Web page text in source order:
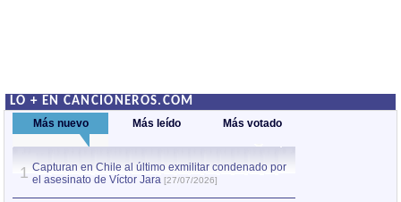
LO + EN CANCIONEROS.COM
Más nuevo Más leído Más votado
1 Capturan en Chile al último exmilitar condenado por
el asesinato de Víctor Jara [27/07/2026]